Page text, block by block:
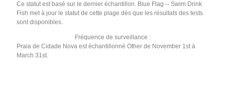
Ce statut est basé sur le dernier échantillon. Blue Flag -- Swim Drink
Fish met à jour le statut de cette plage dès que les résultats des tests
sont disponibles.
Fréquence de surveillance :
Praia de Cidade Nova est échantillonné Other de November 1st à
March 31st.